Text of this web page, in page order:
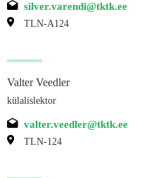
silver.varendi@tktk.ee
TLN-A124
Valter Veedler
külalislektor
valter.veedler@tktk.ee
TLN-124